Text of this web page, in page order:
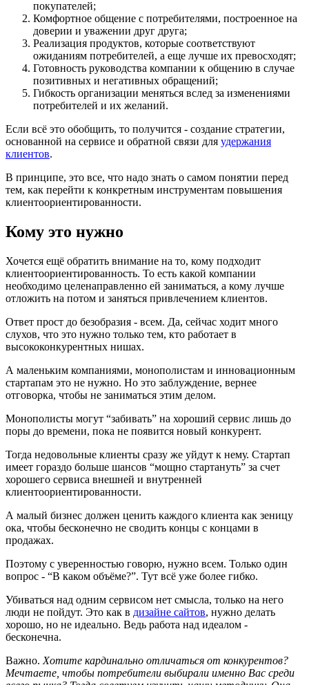
покупателей;
Комфортное общение с потребителями, построенное на
доверии и уважении друг друга;
Реализация продуктов, которые соответствуют
ожиданиям потребителей, а еще лучше их превосходят;
Готовность руководства компании к общению в случае
позитивных и негативных обращений;
Гибкость организации меняться вслед за изменениями
потребителей и их желаний.
Если всё это обобщить, то получится - создание стратегии,
основанной на сервисе и обратной связи для удержания
клиентов.
В принципе, это все, что надо знать о самом понятии перед
тем, как перейти к конкретным инструментам повышения
клиентоориентированности.
Кому это нужно
Хочется ещё обратить внимание на то, кому подходит
клиентоориентированность. То есть какой компании
необходимо целенаправленно ей заниматься, а кому лучше
отложить на потом и заняться привлечением клиентов.
Ответ прост до безобразия - всем. Да, сейчас ходит много
слухов, что это нужно только тем, кто работает в
высококонкурентных нишах.
А маленьким компаниями, монополистам и инновационным
стартапам это не нужно. Но это заблуждение, вернее
отговорка, чтобы не заниматься этим делом.
Монополисты могут “забивать” на хороший сервис лишь до
поры до времени, пока не появится новый конкурент.
Тогда недовольные клиенты сразу же уйдут к нему. Стартап
имеет гораздо больше шансов “мощно стартануть” за счет
хорошего сервиса внешней и внутренней
клиентоориентированности.
А малый бизнес должен ценить каждого клиента как зеницу
ока, чтобы бесконечно не сводить концы с концами в
продажах.
Поэтому с уверенностью говорю, нужно всем. Только один
вопрос - “В каком объёме?”. Тут всё уже более гибко.
Убиваться над одним сервисом нет смысла, только на него
люди не пойдут. Это как в дизайне сайтов, нужно делать
хорошо, но не идеально. Ведь работа над идеалом -
бесконечна.
Важно. Хотите кардинально отличаться от конкурентов?
Мечтаете, чтобы потребители выбирали именно Вас среди